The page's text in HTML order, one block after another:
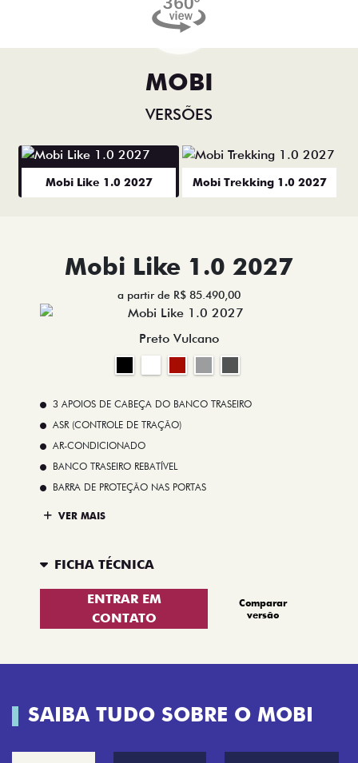
MOBI
VERSÕES
Mobi Like 1.0 2027 Mobi Trekking 1.0 2027
Mobi Like 1.0 2027
a partir de R$ 85.490,00
Preto Vulcano
3 APOIOS DE CABEÇA DO BANCO TRASEIRO
ASR (CONTROLE DE TRAÇÃO)
AR-CONDICIONADO
BANCO TRASEIRO REBATÍVEL
BARRA DE PROTEÇÃO NAS PORTAS
VER MAIS
FICHA TÉCNICA
ENTRAR EM
CONTATO
Comparar
versão
SAIBA TUDO SOBRE O MOBI